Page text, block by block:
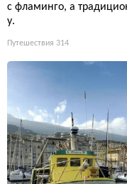
с фламинго, а
у.
Путешествия 314